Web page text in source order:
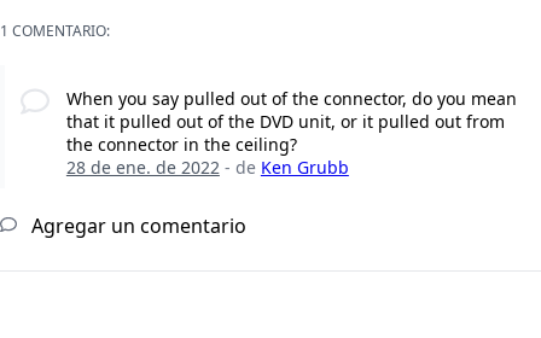
1 COMENTARIO:
When you say pulled out of the connector, do you mean
that it pulled out of the DVD unit, or it pulled out from
the connector in the ceiling?
28 de ene. de 2022- de Ken Grubb
Agregar un comentario